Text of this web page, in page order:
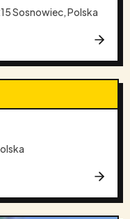
Sosnowiec, Polska